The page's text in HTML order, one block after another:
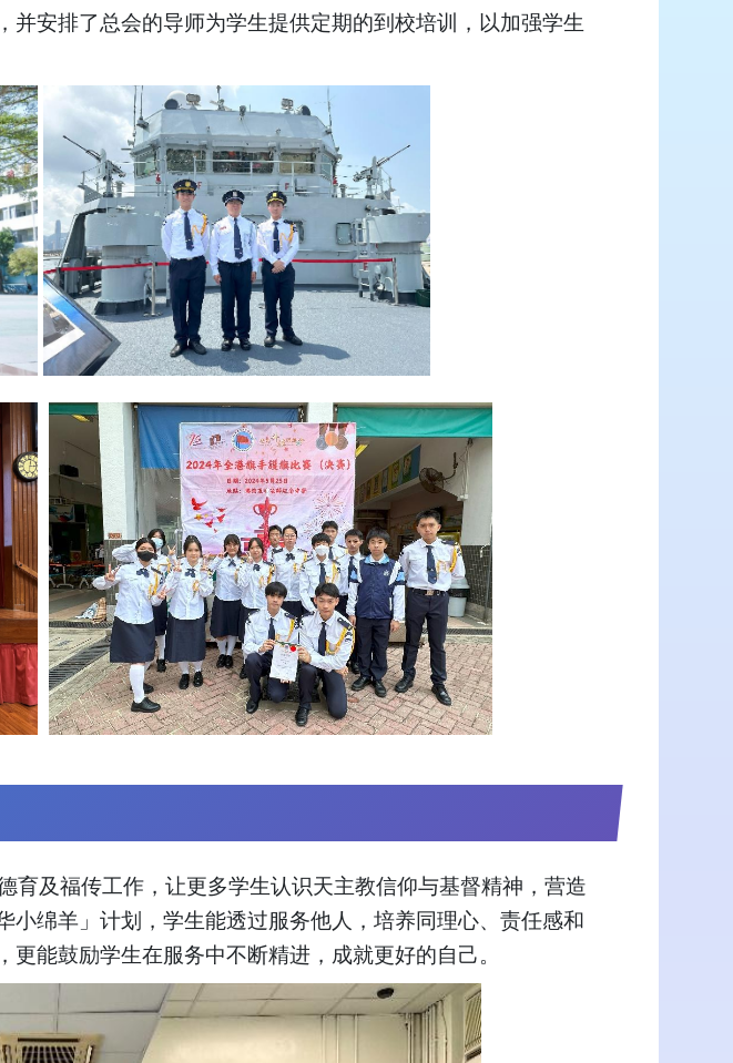
并安排了总会的导师为学生提供定期的到校培训，以加强学生
育及福传工作，让更多学生认识天主教信仰与基督精神，营造
小绵羊」计划，学生能透过服务他人，培养同理心、责任感和
能鼓励学生在服务中不断精进，成就更好的自己。